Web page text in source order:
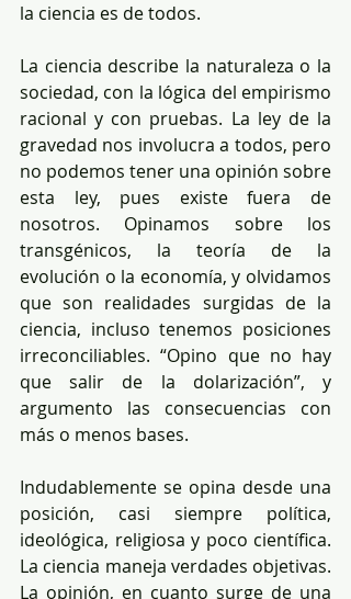
la ciencia es de todos.
La ciencia describe la naturaleza o la
sociedad, con la lógica del empirismo
racional y con pruebas. La ley de la
gravedad nos involucra a todos, pero
no podemos tener una opinión sobre
esta ley, pues existe fuera de
nosotros. Opinamos sobre los
transgénicos, la teoría de la
evolución o la economía, y olvidamos
que son realidades surgidas de la
ciencia, incluso tenemos posiciones
irreconciliables. “Opino que no hay
que salir de la dolarización”, y
argumento las consecuencias con
más o menos bases.
Indudablemente se opina desde una
posición, casi siempre política,
ideológica, religiosa y poco científica.
La ciencia maneja verdades objetivas.
La opinión, en cuanto surge de una